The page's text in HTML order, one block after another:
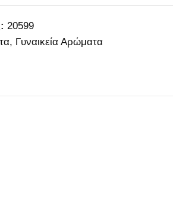
20599
, Γυναικεία Αρώματα